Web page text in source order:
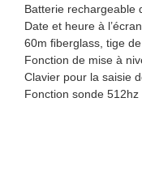
Batterie rechargeable
Date et heure à
60m ﬁberglass, tige
Fonction de mise à
Clavier pour la saisie
Fonction sonde 512hz